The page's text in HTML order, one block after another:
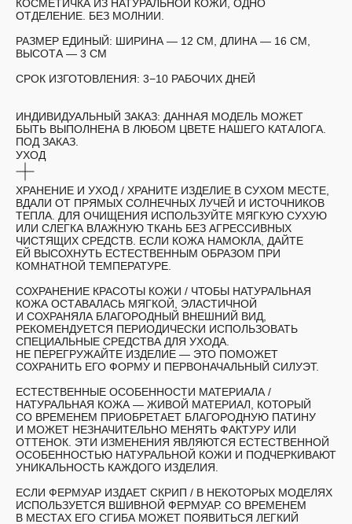
КОСМЕТИЧКА ИЗ НАТУРАЛЬНОЙ КОЖИ, ОДНО
ОТДЕЛЕНИЕ. БЕЗ МОЛНИИ.
РАЗМЕР ЕДИНЫЙ: ШИРИНА — 12 СМ, ДЛИНА — 16 СМ,
ВЫСОТА — 3 СМ
СРОК ИЗГОТОВЛЕНИЯ: 3−10 РАБОЧИХ ДНЕЙ
ИНДИВИДУАЛЬНЫЙ ЗАКАЗ: ДАННАЯ МОДЕЛЬ МОЖЕТ
БЫТЬ ВЫПОЛНЕНА В ЛЮБОМ ЦВЕТЕ НАШЕГО КАТАЛОГА.
ПОД ЗАКАЗ.
УХОД
ХРАНЕНИЕ И УХОД / ХРАНИТЕ ИЗДЕЛИЕ В СУХОМ МЕСТЕ,
ВДАЛИ ОТ ПРЯМЫХ СОЛНЕЧНЫХ ЛУЧЕЙ И ИСТОЧНИКОВ
ТЕПЛА. ДЛЯ ОЧИЩЕНИЯ ИСПОЛЬЗУЙТЕ МЯГКУЮ СУХУЮ
ИЛИ СЛЕГКА ВЛАЖНУЮ ТКАНЬ БЕЗ АГРЕССИВНЫХ
ЧИСТЯЩИХ СРЕДСТВ. ЕСЛИ КОЖА НАМОКЛА, ДАЙТЕ
ЕЙ ВЫСОХНУТЬ ЕСТЕСТВЕННЫМ ОБРАЗОМ ПРИ
КОМНАТНОЙ ТЕМПЕРАТУРЕ.
СОХРАНЕНИЕ КРАСОТЫ КОЖИ / ЧТОБЫ НАТУРАЛЬНАЯ
КОЖА ОСТАВАЛАСЬ МЯГКОЙ, ЭЛАСТИЧНОЙ
И СОХРАНЯЛА БЛАГОРОДНЫЙ ВНЕШНИЙ ВИД,
РЕКОМЕНДУЕТСЯ ПЕРИОДИЧЕСКИ ИСПОЛЬЗОВАТЬ
СПЕЦИАЛЬНЫЕ СРЕДСТВА ДЛЯ УХОДА.
НЕ ПЕРЕГРУЖАЙТЕ ИЗДЕЛИЕ — ЭТО ПОМОЖЕТ
СОХРАНИТЬ ЕГО ФОРМУ И ПЕРВОНАЧАЛЬНЫЙ СИЛУЭТ.
ЕСТЕСТВЕННЫЕ ОСОБЕННОСТИ МАТЕРИАЛА /
НАТУРАЛЬНАЯ КОЖА — ЖИВОЙ МАТЕРИАЛ, КОТОРЫЙ
СО ВРЕМЕНЕМ ПРИОБРЕТАЕТ БЛАГОРОДНУЮ ПАТИНУ
И МОЖЕТ НЕЗНАЧИТЕЛЬНО МЕНЯТЬ ФАКТУРУ ИЛИ
ОТТЕНОК. ЭТИ ИЗМЕНЕНИЯ ЯВЛЯЮТСЯ ЕСТЕСТВЕННОЙ
ОСОБЕННОСТЬЮ НАТУРАЛЬНОЙ КОЖИ И ПОДЧЕРКИВАЮТ
УНИКАЛЬНОСТЬ КАЖДОГО ИЗДЕЛИЯ.
ЕСЛИ ФЕРМУАР ИЗДАЕТ СКРИП / В НЕКОТОРЫХ МОДЕЛЯХ
ИСПОЛЬЗУЕТСЯ ВШИВНОЙ ФЕРМУАР. СО ВРЕМЕНЕМ
В МЕСТАХ ЕГО СГИБА МОЖЕТ ПОЯВИТЬСЯ ЛЕГКИЙ